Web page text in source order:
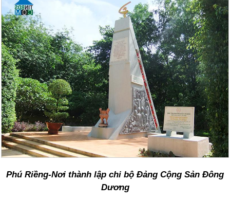
Phú Riềng-Nơi thành lập chi bộ Đảng Cộng Sản Đông
Dương